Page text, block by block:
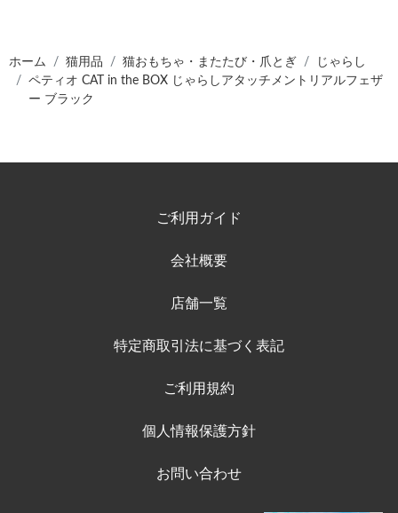
ホーム 猫用品 猫おもちゃ・またたび・爪とぎ
じゃらし
ペティオ CAT in the BOX じゃらしアタッチメントリアルフェザ
ー ブラック
ご利用ガイド
会社概要
店舗一覧
特定商取引法に基づく表記
ご利用規約
個人情報保護方針
お問い合わせ